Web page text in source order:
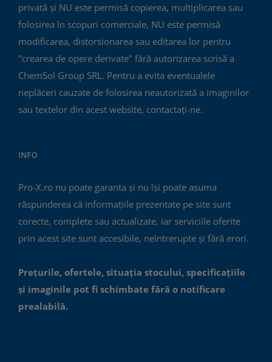
privată și NU este permisă copierea, multiplicarea sau
folosirea în scopuri comerciale, NU este permisă
modificarea, distorsionarea sau editarea lor pentru
"crearea de opere derivate" fără autorizarea scrisă a
ChemSol Group SRL. Pentru a evita eventualele
neplăceri cauzate de folosirea neautorizată a imaginilor
sau textelor din acest website, contactați-ne.
INFO
Pro-X.ro nu poate garanta și nu își poate asuma
răspunderea că informațiile prezentate pe site sunt
corecte, complete sau actualizate, iar serviciile oferite
prin acest site sunt accesibile, neîntrerupte și fără erori.
Prețurile, ofertele, situația stocului, specificațiile
și imaginile pot fi schimbate fără o notificare
prealabilă.